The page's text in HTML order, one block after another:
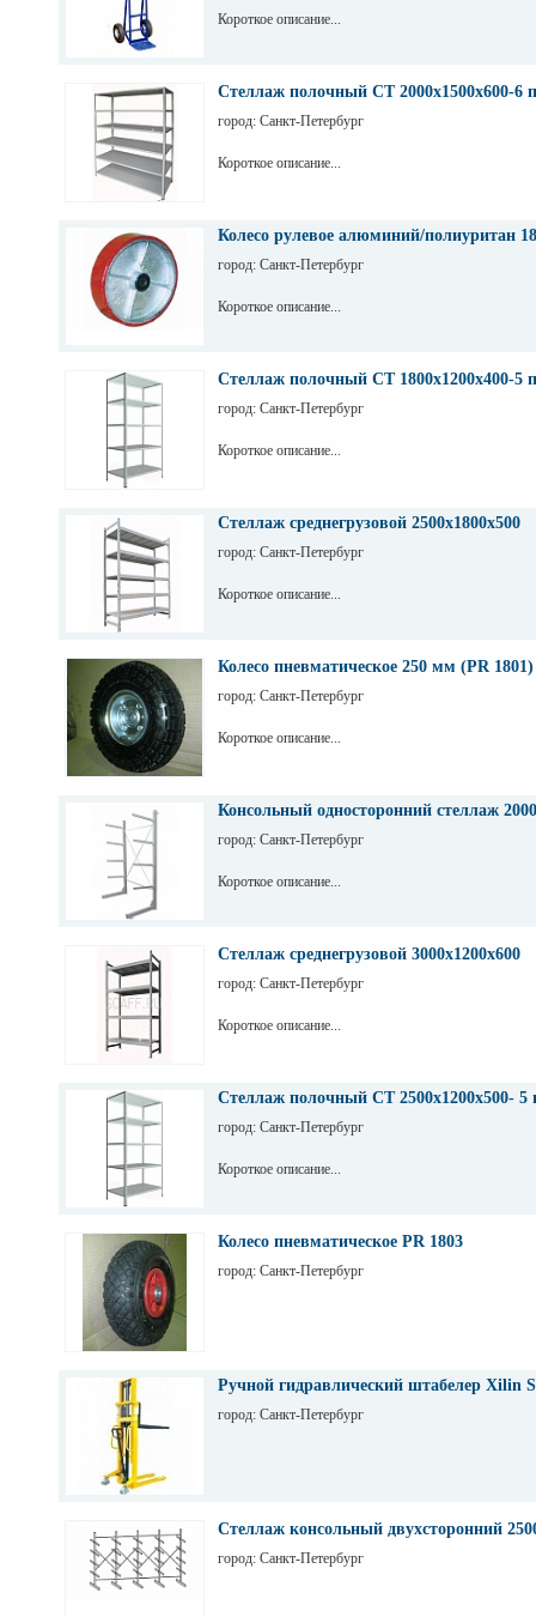
Короткое описание...
Стеллаж полочный СТ 2000х1500х600-6
город: Санкт-Петербург
Короткое описание...
Колесо рулевое алюминий/полиуритан
город: Санкт-Петербург
Короткое описание...
Стеллаж полочный СТ 1800х1200х400-5
город: Санкт-Петербург
Короткое описание...
Стеллаж среднегрузовой 2500х1800х500
город: Санкт-Петербург
Короткое описание...
Колесо пневматическое 250 мм (PR 1801)
город: Санкт-Петербург
Короткое описание...
Консольный односторонний стеллаж
город: Санкт-Петербург
Короткое описание...
Стеллаж среднегрузовой 3000х1200х600
город: Санкт-Петербург
Короткое описание...
Стеллаж полочный СТ 2500х1200х500- 5
город: Санкт-Петербург
Короткое описание...
Колесо пневматическое PR 1803
город: Санкт-Петербург
Ручной гидравлический штабелер Xilin
город: Санкт-Петербург
Стеллаж консольный двухсторонний
город: Санкт-Петербург